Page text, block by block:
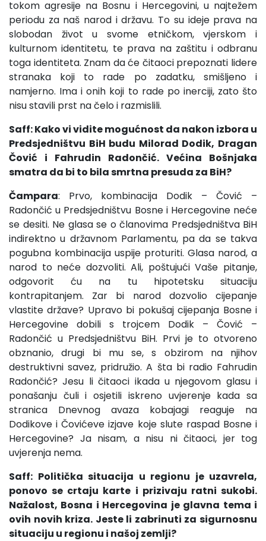
tokom agresije na Bosnu i Hercegovini, u najtežem
periodu za naš narod i državu. To su ideje prava na
slobodan život u svome etničkom, vjerskom i
kulturnom identitetu, te prava na zaštitu i odbranu
toga identiteta. Znam da će čitaoci prepoznati lidere
stranaka koji to rade po zadatku, smišljeno i
namjerno. Ima i onih koji to rade po inerciji, zato što
nisu stavili prst na čelo i razmislili.
Saff: Kako vi vidite mogućnost da nakon izbora u
Predsjedništvu BiH budu Milorad Dodik, Dragan
Čović i Fahrudin Radončić. Većina Bošnjaka
smatra da bi to bila smrtna presuda za BiH?
Čampara: Prvo, kombinacija Dodik – Čović –
Radončić u Predsjedništvu Bosne i Hercegovine neće
se desiti. Ne glasa se o članovima Predsjedništva BiH
indirektno u državnom Parlamentu, pa da se takva
pogubna kombinacija uspije proturiti. Glasa narod, a
narod to neće dozvoliti. Ali, poštujući Vaše pitanje,
odgovorit ću na tu hipotetsku situaciju
kontrapitanjem. Zar bi narod dozvolio cijepanje
vlastite države? Upravo bi pokušaj cijepanja Bosne i
Hercegovine dobili s trojcem Dodik – Čović –
Radončić u Predsjedništvu BiH. Prvi je to otvoreno
obznanio, drugi bi mu se, s obzirom na njihov
destruktivni savez, pridružio. A šta bi radio Fahrudin
Radončić? Jesu li čitaoci ikada u njegovom glasu i
ponašanju čuli i osjetili iskreno uvjerenje kada sa
stranica Dnevnog avaza kobajagi reaguje na
Dodikove i Čovićeve izjave koje slute raspad Bosne i
Hercegovine? Ja nisam, a nisu ni čitaoci, jer tog
uvjerenja nema.
Saff: Politička situacija u regionu je uzavrela,
ponovo se crtaju karte i prizivaju ratni sukobi.
Nažalost, Bosna i Hercegovina je glavna tema i
ovih novih kriza. Jeste li zabrinuti za sigurnosnu
situaciju u regionu i našoj zemlji?